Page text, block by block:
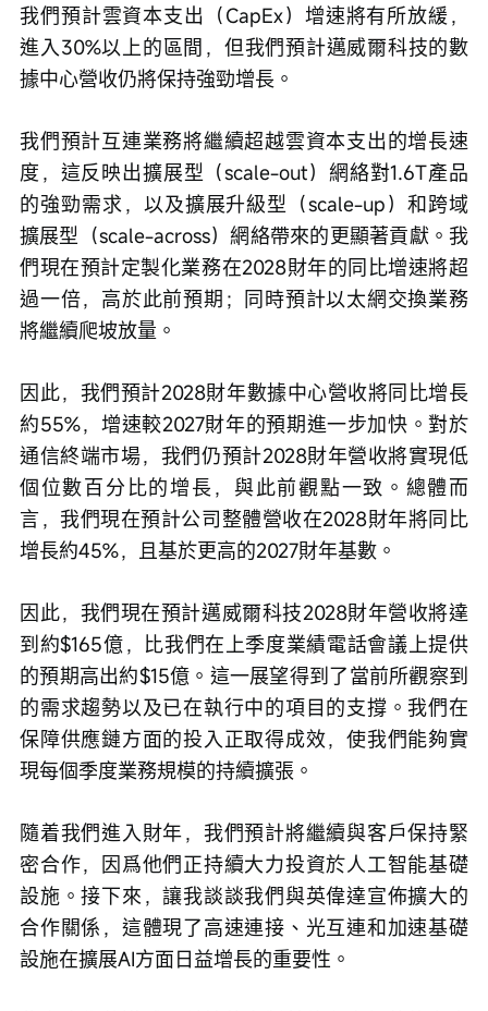
我們預計雲資本支出（CapEx）增速將有所放緩，
進入30%以上的區間，但我們預計邁威爾科技的數
據中心營收仍將保持強勁增長。
我們預計互連業務將繼續超越雲資本支出的增長速
度，這反映出擴展型（scale-out）網絡對1.6T產品
的強勁需求，以及擴展升級型（scale-up）和跨域
擴展型（scale-across）網絡帶來的更顯著貢獻。我
們現在預計定製化業務在2028財年的同比增速將超
過一倍，高於此前預期；同時預計以太網交換業務
將繼續爬坡放量。
因此，我們預計2028財年數據中心營收將同比增長
約55%，增速較2027財年的預期進一步加快。對於
通信終端市場，我們仍預計2028財年營收將實現低
個位數百分比的增長，與此前觀點一致。總體而
言，我們現在預計公司整體營收在2028財年將同比
增長約45%，且基於更高的2027財年基數。
因此，我們現在預計邁威爾科技2028財年營收將達
到約$165億，比我們在上季度業績電話會議上提供
的預期高出約$15億。這一展望得到了當前所觀察到
的需求趨勢以及已在執行中的項目的支撐。我們在
保障供應鏈方面的投入正取得成效，使我們能夠實
現每個季度業務規模的持續擴張。
隨着我們進入財年，我們預計將繼續與客戶保持緊
密合作，因爲他們正持續大力投資於人工智能基礎
設施。接下來，讓我談談我們與英偉達宣佈擴大的
合作關係，這體現了高速連接、光互連和加速基礎
設施在擴展AI方面日益增長的重要性。